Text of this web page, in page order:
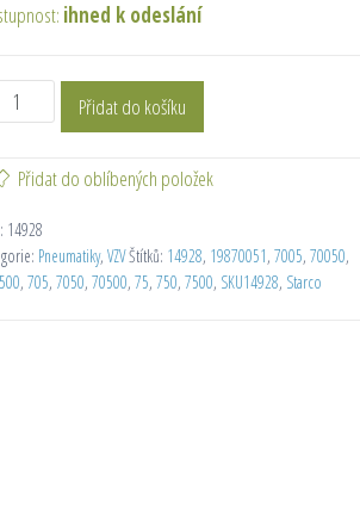
ihned k odeslání
Přidat do košíku
Přidat do oblíbených položek
14928
Pneumatiky, VZVŠtítků: 14928, 19870051, 7005, 70050,
, 705, 7050, 70500, 75, 750, 7500, SKU14928, Starco